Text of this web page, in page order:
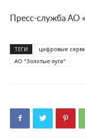
Пресс-служба АО
ТЕГИ цифровые
АО "Золотые луга"